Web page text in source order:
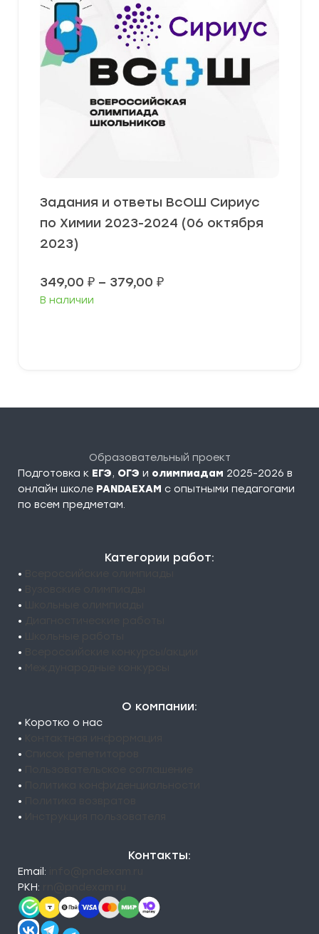
Задания и ответы ВсОШ Сириус
по Химии 2023-2024 (06 октября
2023)
349,00 ₽ – 379,00 ₽Диапазон
В наличии
Образовательный проект
Подготовка к ЕГЭ, ОГЭ и олимпиадам 2025-2026 в
онлайн школе PANDAEXAM c опытными педагогами
по всем предметам.
Категории работ:
•
•
•
•
•
•
•
О компании:
• Коротко о нас
•
•
•
•
•
•
Контакты:
Email:
РКН: